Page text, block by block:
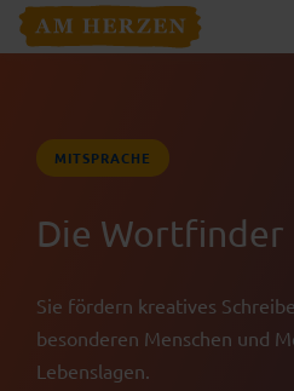
MITSPRACHE
Die Wortfinder
Sie fördern kreatives
besonderen Menschen und
Lebenslagen.